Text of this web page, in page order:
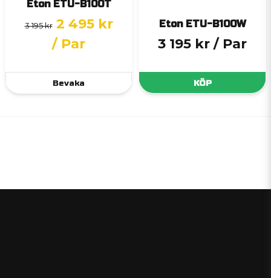
Eton ETU-B100T
3 195 kr 2 495 kr
/ Par
Bevaka
Eton ETU-B100W
3 195 kr / Par
KÖP